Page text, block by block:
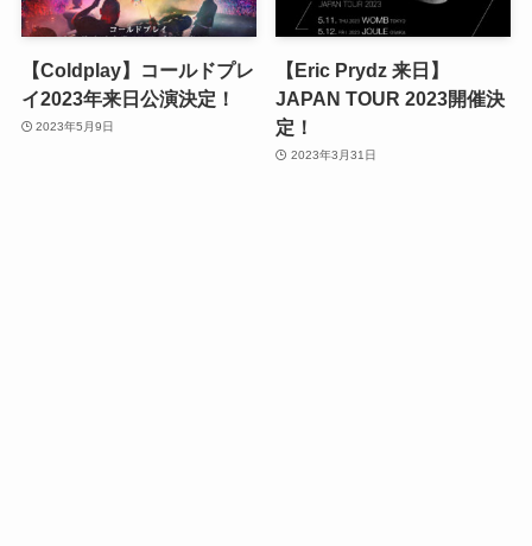
【Coldplay】コールドプレ
イ2023年来日公演決定！
2023年5月9日
【Eric Prydz 来日】
JAPAN TOUR 2023開催決
定！
2023年3月31日